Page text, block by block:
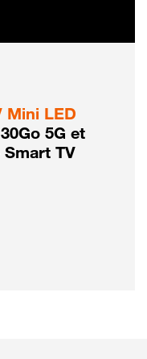
Mini LED
5G et
TV